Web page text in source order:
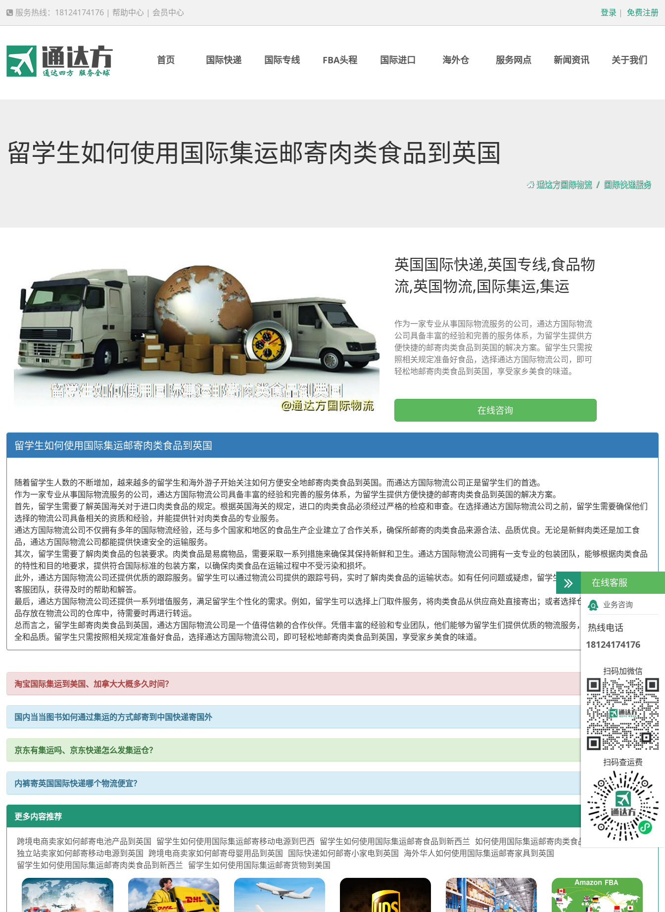
服务热线：18124174176 | 帮助中心 | 会员中心 登录 | 免费注册
首页 国际快递 国际专线 FBA头程 国际进口 海外仓 服务网点 新闻资讯 关于我们
留学生如何使用国际集运邮寄肉类食品到英国
通达方国际物流 国际快递服务
英国国际快递,英国专线,食品物
流,英国物流,国际集运,集运
作为一家专业从事国际物流服务的公司，通达方国际物流
公司具备丰富的经验和完善的服务体系，为留学生提供方
便快捷的邮寄肉类食品到英国的解决方案。留学生只需按
照相关规定准备好食品，选择通达方国际物流公司，即可
轻松地邮寄肉类食品到英国，享受家乡美食的味道。
在线咨询
留学生如何使用国际集运邮寄肉类食品到英国
随着留学生人数的不断增加，越来越多的留学生和海外游子开始关注如何方便安全地邮寄肉类食品到英国。而通达方国际物流公司正是留学生们的首选。
作为一家专业从事国际物流服务的公司，通达方国际物流公司具备丰富的经验和完善的服务体系，为留学生提供方便快捷的邮寄肉类食品到英国的解决方案。
首先，留学生需要了解英国海关对于进口肉类食品的规定。根据英国海关的规定，进口的肉类食品必须经过严格的检疫和审查。在选择通达方国际物流公司之前，留学生需要确保他们
选择的物流公司具备相关的资质和经验，并能提供针对肉类食品的专业服务。
通达方国际物流公司不仅拥有多年的国际物流经验，还与多个国家和地区的食品生产企业建立了合作关系，确保所邮寄的肉类食品来源合法、品质优良。无论是新鲜肉类还是加工食
品，通达方国际物流公司都能提供快速安全的运输服务。
其次，留学生需要了解肉类食品的包装要求。肉类食品是易腐物品，需要采取一系列措施来确保其保持新鲜和卫生。通达方国际物流公司拥有一支专业的包装团队，能够根据肉类食品
的特性和目的地要求，提供符合国际标准的包装方案，以确保肉类食品在运输过程中不受污染和损坏。
此外，通达方国际物流公司还提供优质的跟踪服务。留学生可以通过物流公司提供的跟踪号码，实时了解肉类食品的运输状态。如有任何问题或疑虑，留学生可以随时联系物流公司的
客服团队，获得及时的帮助和解答。
最后，通达方国际物流公司还提供一系列增值服务，满足留学生个性化的需求。例如，留学生可以选择上门取件服务，将肉类食品从供应商处直接寄出；或者选择仓储服务，将肉类食
品存放在物流公司的仓库中，待需要时再进行转运。
总而言之，留学生邮寄肉类食品到英国，通达方国际物流公司是一个值得信赖的合作伙伴。凭借丰富的经验和专业团队，他们能够为留学生们提供优质的物流服务，确保肉类食品的安
全和品质。留学生只需按照相关规定准备好食品，选择通达方国际物流公司，即可轻松地邮寄肉类食品到英国，享受家乡美食的味道。
淘宝国际集运到美国、加拿大大概多久时间？
国内当当图书如何通过集运的方式邮寄到中国快递寄国外
京东有集运吗、京东快递怎么发集运仓？
内裤寄英国国际快递哪个物流便宜？
更多内容推荐
跨境电商卖家如何邮寄电池产品到英国 留学生如何使用国际集运邮寄移动电源到巴西 留学生如何使用国际集运邮寄食品到新西兰 如何使用国际集运邮寄肉类食品到德国
独立站卖家如何邮寄移动电源到英国 跨境电商卖家如何邮寄母婴用品到英国 国际快递如何邮寄小家电到英国 海外华人如何使用国际集运邮寄家具到英国
留学生如何使用国际集运邮寄肉类食品到新西兰 留学生如何使用国际集运邮寄货物到美国
在线客服
业务咨询
热线电话
18124174176
扫码加微信
扫码查运费